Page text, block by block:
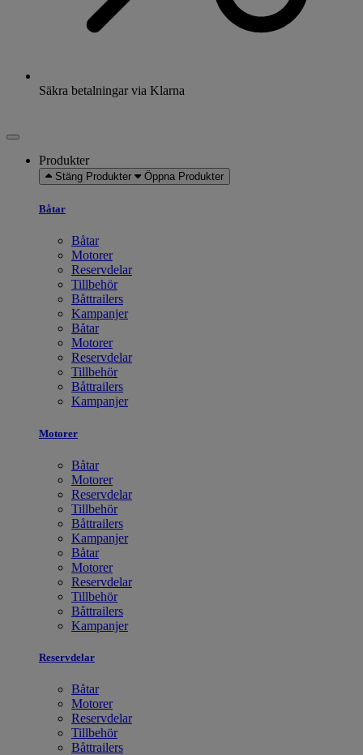
Säkra betalningar via Klarna
Produkter
Stäng Produkter Öppna Produkter
Båtar
Båtar
Motorer
Reservdelar
Tillbehör
Båttrailers
Kampanjer
Båtar
Motorer
Reservdelar
Tillbehör
Båttrailers
Kampanjer
Motorer
Båtar
Motorer
Reservdelar
Tillbehör
Båttrailers
Kampanjer
Båtar
Motorer
Reservdelar
Tillbehör
Båttrailers
Kampanjer
Reservdelar
Båtar
Motorer
Reservdelar
Tillbehör
Båttrailers